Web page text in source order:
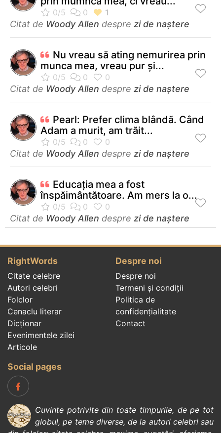
Citat de Woody Allen despre zi de naștere
Nu vreau să ating nemurirea prin
munca mea, vreau pur şi...
Citat de Woody Allen despre zi de naștere
Pearl: Prefer clima blândă. Când
Adam a murit, am trăit...
Citat de Woody Allen despre zi de naștere
Educaţia mea a fost
înspăimântătoare. Am mers la o...
Citat de Woody Allen despre zi de naștere
RightWords
Citate celebre
Autori celebri
Folclor
Cenaclu literar
Dicționar
Evenimentele zilei
Articole
Despre noi
Despre noi
Termeni și condiții
Politica de
confidenţialitate
Contact
Social pages
Cuvinte potrivite din toate timpurile, de pe tot
globul, pe teme diverse, de la autori celebrisau